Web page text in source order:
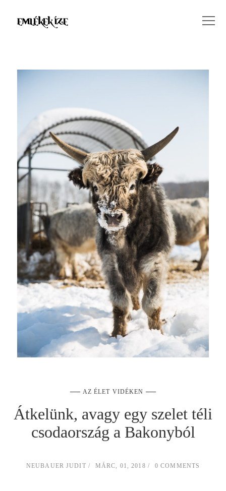
AZ ÉLET VIDÉKEN
Átkelünk, avagy egy szelet téli
csodaország a Bakonyból
NEUBAUER JUDIT MÁRC, 01, 2018 0 COMMENTS